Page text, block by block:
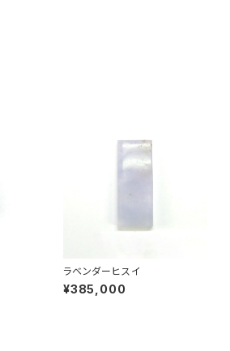
ラベンダーヒスイ
¥385,000